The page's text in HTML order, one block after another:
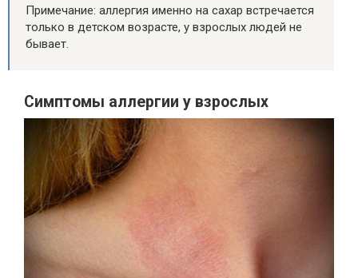
Примечание: аллергия именно на сахар встречается
только в детском возрасте, у взрослых людей не
бывает.
Симптомы аллергии у взрослых